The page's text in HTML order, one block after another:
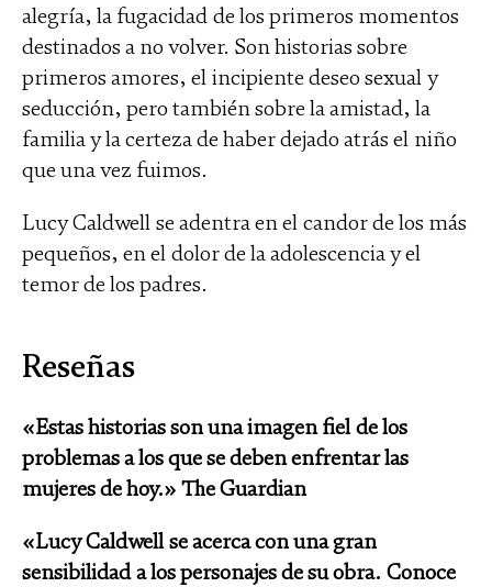
alegría, la fugacidad de los primeros momentos
destinados a no volver. Son historias sobre
primeros amores, el incipiente deseo sexual y
seducción, pero también sobre la amistad, la
familia y la certeza de haber dejado atrás el niño
que una vez fuimos.
Lucy Caldwell se adentra en el candor de los más
pequeños, en el dolor de la adolescencia y el
temor de los padres.
Reseñas
«Estas historias son una imagen fiel de los
problemas a los que se deben enfrentar las
mujeres de hoy.» The Guardian
«Lucy Caldwell se acerca con una gran
sensibilidad a los personajes de su obra. Conoce